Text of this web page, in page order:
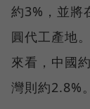
約3%，並將
圓代工產地
來看，中國
灣則約2.8%。